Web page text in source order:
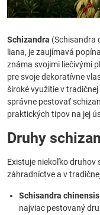
Schizandra (Schisandra
liana, je zaujímavá
známa svojimi liečivými
pre svoje dekoratívne
široké využitie v
správne pestovať
praktických tipov na jej
Druhy
Existuje niekoľko druhov
záhradníctve a v
Schisandra
najviac pestovaný